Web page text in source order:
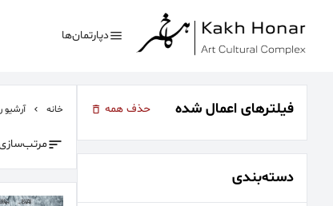
دپارتمان‌ها
بیشترین
فیلتر‌های اعمال شده حذف همه
دسته‌بندی
خانه آرشیو